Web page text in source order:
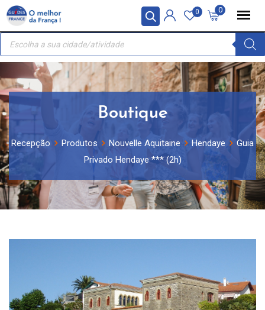
Painel de Gerenciamento de Cookies
Skip
content
0
0
Recherche
produits
Boutique
Recepção Produtos Nouvelle Aquitaine Hendaye
Guia
Privado Hendaye *** (2h)